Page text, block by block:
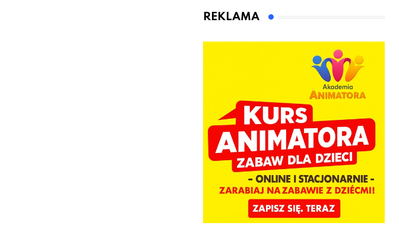
animatora
REKLAMA